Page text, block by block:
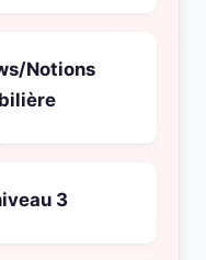
Notions
3